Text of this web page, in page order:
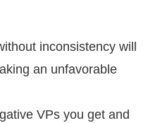
inconsistency will
an unfavorable
VPs you get and